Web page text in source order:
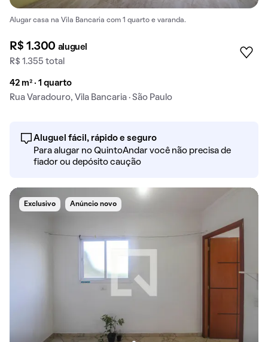
Alugar casa na Vila Bancaria com 1 quarto e varanda.
R$ 1.300 aluguel
R$ 1.355 total
42 m² · 1 quarto
Rua Varadouro, Vila Bancaria · São Paulo
Aluguel fácil, rápido e seguro
Para alugar no QuintoAndar você não precisa de
fiador ou depósito caução
Exclusivo Anúncio novo